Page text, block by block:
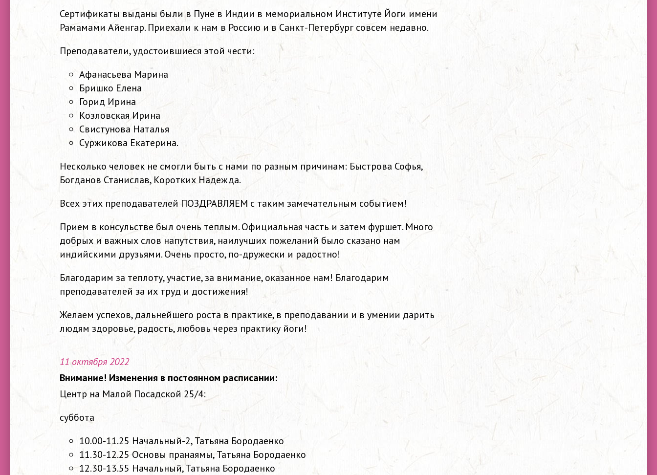
Сертификаты выданы были в Пуне в Индии в мемориальном Институте Йоги имени
Рамамами Айенгар. Приехали к нам в Россию и в Санкт-Петербург совсем недавно.
Преподаватели, удостоившиеся этой чести:
Афанасьева Марина
Бришко Елена
Горид Ирина
Козловская Ирина
Свистунова Наталья
Суржикова Екатерина.
Несколько человек не смогли быть с нами по разным причинам: Быстрова Софья,
Богданов Станислав, Коротких Надежда.
Всех этих преподавателей ПОЗДРАВЛЯЕМ с таким замечательным событием!
Прием в консульстве был очень теплым. Официальная часть и затем фуршет. Много
добрых и важных слов напутствия, наилучших пожеланий было сказано нам
индийскими друзьями. Очень просто, по-дружески и радостно!
Благодарим за теплоту, участие, за внимание, оказанное нам! Благодарим
преподавателей за их труд и достижения!
Желаем успехов, дальнейшего роста в практике, в преподавании и в умении дарить
людям здоровье, радость, любовь через практику йоги!
11 октября 2022
Внимание! Изменения в постоянном расписании:
Центр на Малой Посадской 25/4:
суббота
10.00-11.25 Начальный-2, Татьяна Бородаенко
11.30-12.25 Основы пранаямы, Татьяна Бородаенко
12.30-13.55 Начальный, Татьяна Бородаенко